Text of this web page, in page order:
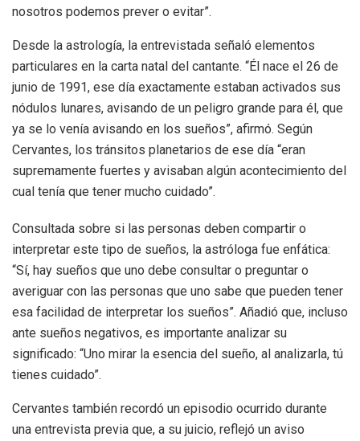
nosotros podemos prever o evitar”.
Desde la astrología, la entrevistada señaló elementos
particulares en la carta natal del cantante. “Él nace el 26 de
junio de 1991, ese día exactamente estaban activados sus
nódulos lunares, avisando de un peligro grande para él, que
ya se lo venía avisando en los sueños”, afirmó. Según
Cervantes, los tránsitos planetarios de ese día “eran
supremamente fuertes y avisaban algún acontecimiento del
cual tenía que tener mucho cuidado”.
Consultada sobre si las personas deben compartir o
interpretar este tipo de sueños, la astróloga fue enfática:
“Sí, hay sueños que uno debe consultar o preguntar o
averiguar con las personas que uno sabe que pueden tener
esa facilidad de interpretar los sueños”. Añadió que, incluso
ante sueños negativos, es importante analizar su
significado: “Uno mirar la esencia del sueño, al analizarla, tú
tienes cuidado”.
Cervantes también recordó un episodio ocurrido durante
una entrevista previa que, a su juicio, reflejó un aviso